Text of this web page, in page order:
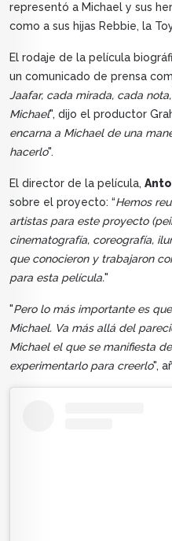
representó a Michael y sus
como a sus hijas Rebbie, la
El rodaje de la película
un comunicado de prensa
Jaafar, cada mirada, cada
Michael", dijo el productor
encarna a Michael de una
hacerlo".
El director de la película,
sobre el proyecto: “Hemos
artistas para este proyecto
cinematografía, coreografía,
que conocieron y trabajaron
para esta película."
"Pero lo más importante es
Michael. Va más allá del
Michael el que se manifiesta
experimentarlo para creerlo",